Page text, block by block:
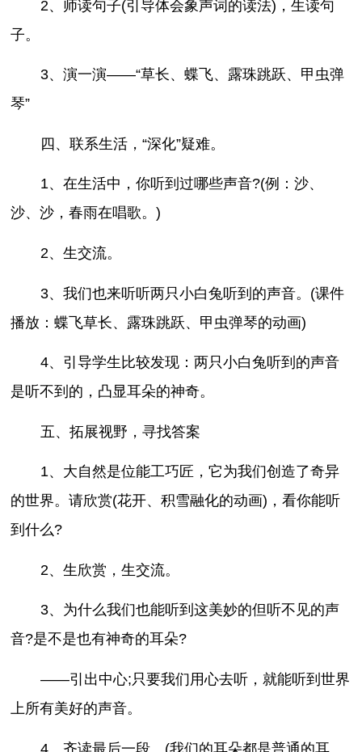
2、师读句子(引导体会象声词的读法)，生读句
子。
3、演一演——“草长、蝶飞、露珠跳跃、甲虫弹
琴”
四、联系生活，“深化”疑难。
1、在生活中，你听到过哪些声音?(例：沙、
沙、沙，春雨在唱歌。)
2、生交流。
3、我们也来听听两只小白兔听到的声音。(课件
播放：蝶飞草长、露珠跳跃、甲虫弹琴的动画)
4、引导学生比较发现：两只小白兔听到的声音
是听不到的，凸显耳朵的神奇。
五、拓展视野，寻找答案
1、大自然是位能工巧匠，它为我们创造了奇异
的世界。请欣赏(花开、积雪融化的动画)，看你能听
到什么?
2、生欣赏，生交流。
3、为什么我们也能听到这美妙的但听不见的声
音?是不是也有神奇的耳朵?
——引出中心;只要我们用心去听，就能听到世界
上所有美好的声音。
4、齐读最后一段。(我们的耳朵都是普通的耳